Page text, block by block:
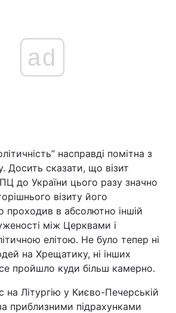
ad
насправді помітна з
Досить сказати, що візит
до України цього разу значно
візиту його
проходив в абсолютно іншій
між Церквами і
елітою. Не було тепер ні
на Хрещатику, ні інших
пройшло куди більш камерно.
Літургію у Києво-Печерській
приблизними підрахунками